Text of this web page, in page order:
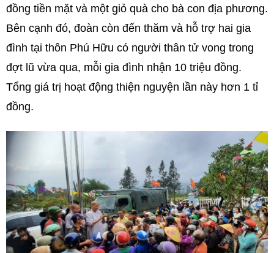
đồng tiền mặt và một giỏ quà cho bà con địa phương.
Bên cạnh đó, đoàn còn đến thăm và hỗ trợ hai gia
đình tại thôn Phú Hữu có người thân tử vong trong
đợt lũ vừa qua, mỗi gia đình nhận 10 triệu đồng.
Tổng giá trị hoạt động thiện nguyện lần này hơn 1 tỉ
đồng.